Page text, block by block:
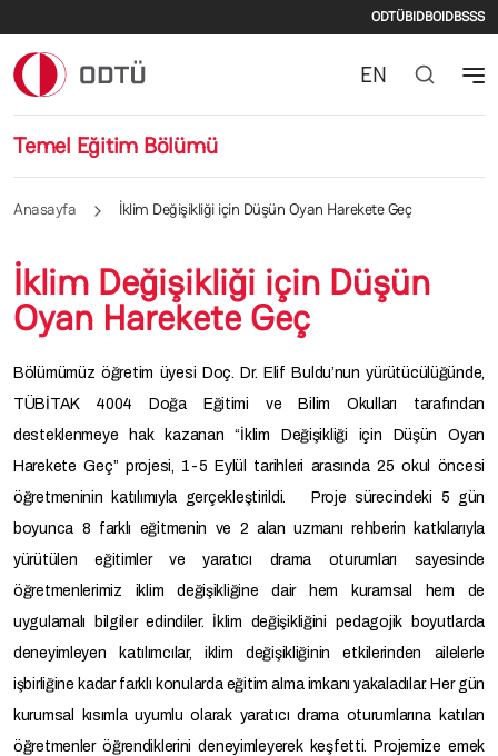
İkincil
ODTÜBIDBOIDBSSS
Temel Eğitim Bölümü
EN
Anasayfa İklim Değişikliği için Düşün Oyan Harekete Geç
İklim Değişikliği için Düşün
Oyan Harekete Geç
Bölümümüz öğretim üyesi Doç. Dr. Elif Buldu’nun yürütücülüğünde,
TÜBİTAK 4004 Doğa Eğitimi ve Bilim Okulları tarafından
desteklenmeye hak kazanan “İklim Değişikliği için Düşün Oyan
Harekete Geç” projesi, 1-5 Eylül tarihleri arasında 25 okul öncesi
öğretmeninin katılımıyla gerçekleştirildi. Proje sürecindeki 5 gün
boyunca 8 farklı eğitmenin ve 2 alan uzmanı rehberin katkılarıyla
yürütülen eğitimler ve yaratıcı drama oturumları sayesinde
öğretmenlerimiz iklim değişikliğine dair hem kuramsal hem de
uygulamalı bilgiler edindiler. İklim değişikliğini pedagojik boyutlarda
deneyimleyen katılımcılar, iklim değişikliğinin etkilerinden ailelerle
işbirliğine kadar farklı konularda eğitim alma imkanı yakaladılar. Her gün
kurumsal kısımla uyumlu olarak yaratıcı drama oturumlarına katılan
öğretmenler öğrendiklerini deneyimleyerek keşfetti. Projemize emek